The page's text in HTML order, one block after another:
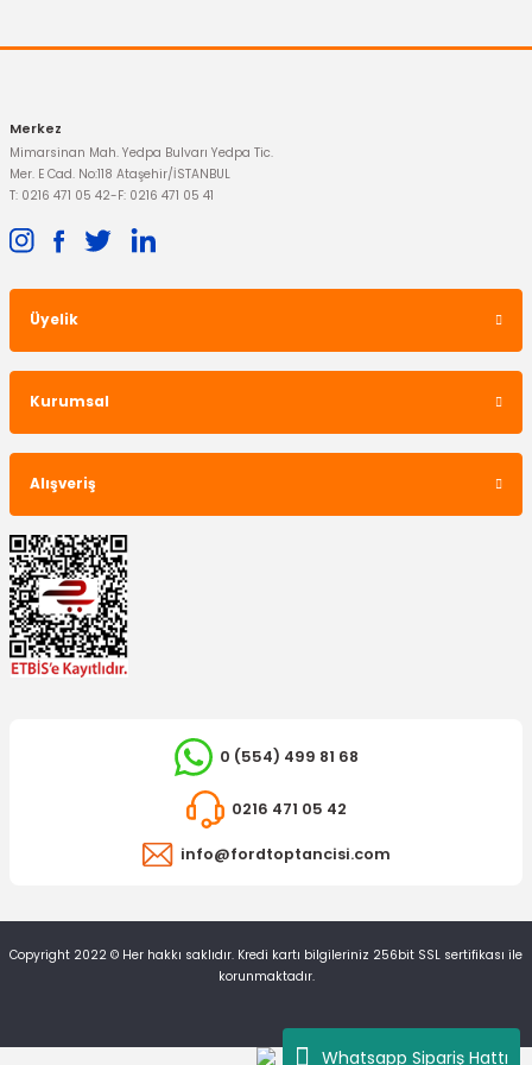
Whatsapp Sipariş Hattı
733,95 TL
İTHAL ÜRÜN
Ayna Camı Alt Connect Sol
593,64 TL
Merkez
Mimarsinan Mah. Yedpa Bulvarı Yedpa Tic.
Mer. E Cad. No:118 Ataşehir/İSTANBUL
T: 0216 471 05 42-F: 0216 471 05 41
Üyelik
Kurumsal
Alışveriş
0 (554) 499 81 68
0216 471 05 42
info@fordtoptancisi.com
Copyright 2022 © Her hakkı saklıdır. Kredi kartı bilgileriniz 256bit SSL sertifikası ile
korunmaktadır.